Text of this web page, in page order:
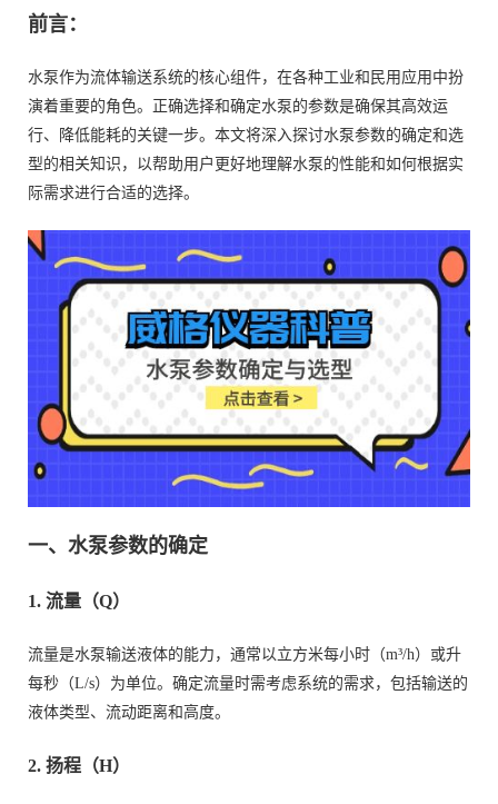
前言：
水泵作为流体输送系统的核心组件，在各种工业和民用应用中扮
演着重要的角色。正确选择和确定水泵的参数是确保其高效运
行、降低能耗的关键一步。本文将深入探讨水泵参数的确定和选
型的相关知识，以帮助用户更好地理解水泵的性能和如何根据实
际需求进行合适的选择。
一、水泵参数的确定
1. 流量（Q）
流量是水泵输送液体的能力，通常以立方米每小时（m³/h）或升
每秒（L/s）为单位。确定流量时需考虑系统的需求，包括输送的
液体类型、流动距离和高度。
2. 扬程（H）